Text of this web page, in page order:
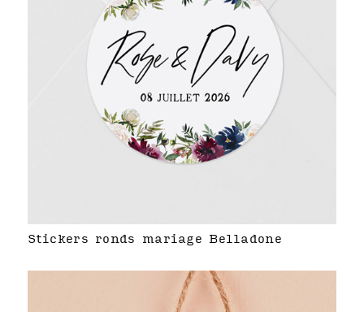
Stickers ronds mariage Belladone